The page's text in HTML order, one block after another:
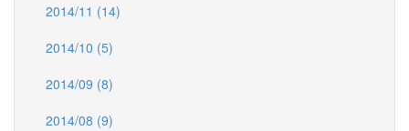
2014/11 (14)
2014/10 (5)
2014/09 (8)
2014/08 (9)